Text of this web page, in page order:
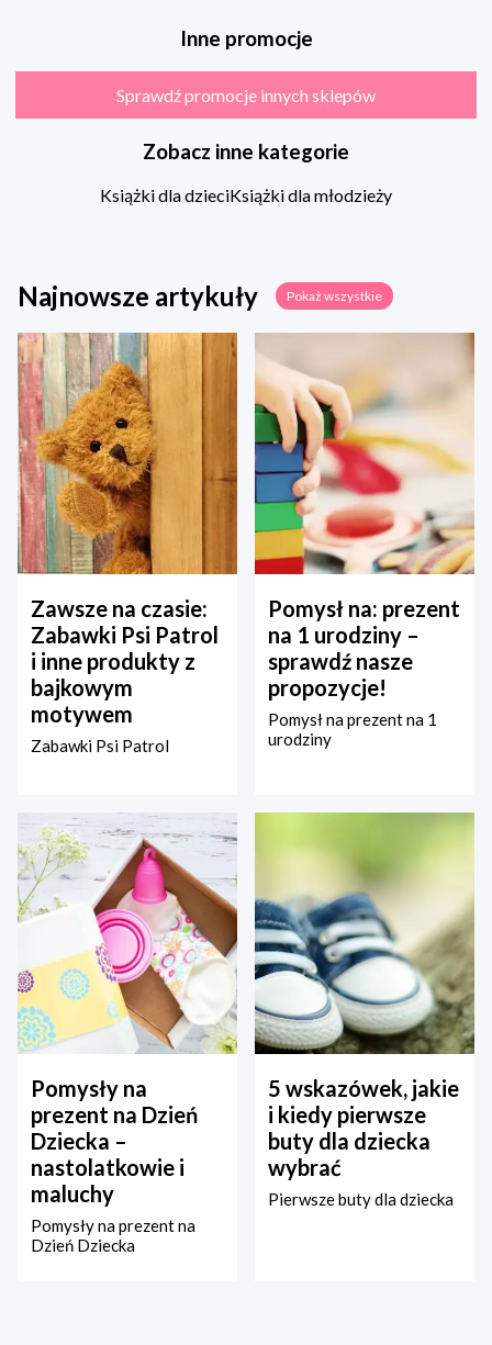
Inne promocje
Sprawdź promocje innych sklepów
Zobacz inne kategorie
Książki dla dzieciKsiążki dla młodzieży
Najnowsze artykuły Pokaż wszystkie
Zawsze na czasie:
Zabawki Psi Patrol
i inne produkty z
bajkowym
motywem
Zabawki Psi Patrol
Pomysł na: prezent
na 1 urodziny –
sprawdź nasze
propozycje!
Pomysł na prezent na 1
urodziny
Pomysły na
prezent na Dzień
Dziecka –
nastolatkowie i
maluchy
Pomysły na prezent na
Dzień Dziecka
5 wskazówek, jakie
i kiedy pierwsze
buty dla dziecka
wybrać
Pierwsze buty dla dziecka